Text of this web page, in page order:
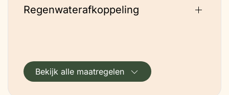
Natuurlijk
Regenwaterafkoppeling
Bekijk alle maatregelen